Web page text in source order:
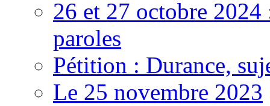
26 et 27 octobre 2024
paroles
Pétition : Durance,
Le 25 novembre 2023